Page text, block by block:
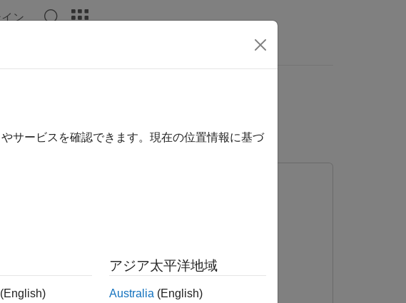
ン
を参照するには、ここをクリックします。
レイ
サービスを確認できます。現在の位置情報に基づ
(English)
アジア太平洋地域
Australia (English)